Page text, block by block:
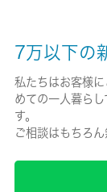
初回保証料：賃
賃貸区分/契約
一般/2年
7万以下の
私たちはお客様
めての一人暮ら
す。
ご相談はもちろ